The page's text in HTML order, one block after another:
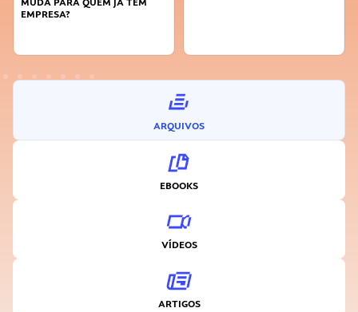
ARQUIVOS
EBOOKS
VÍDEOS
ARTIGOS